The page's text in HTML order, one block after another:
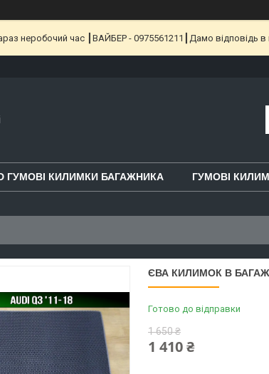
неробочий час ┃ВАЙБЕР - 0975561211┃Дамо відповідь в
ГУМОВІ КИЛИМКИ БАГАЖНИКА ГУМОВІ
ЄВА КИЛИМОК В
Готово до відправки
1 650 ₴
1 410 ₴